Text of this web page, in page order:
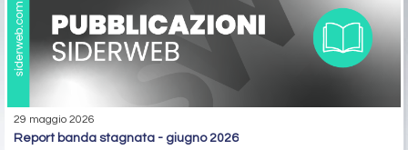
29 maggio 2026
report banda stagnata - giugno 2026